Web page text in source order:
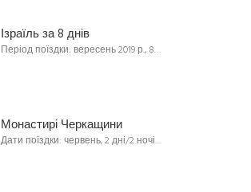
Ізраїль за 8 днів
Період поїздки: вересень 2019 р., 8…
Монастирі Черкащини
Дати поїздки: червень, 2 дні/2 ночі…